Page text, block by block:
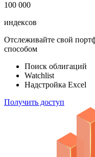
183 824
ETF & Funds
100 000
Отслеживайте свой
способом
Поиск облигаций
Надстройка Excel
Получить доступ